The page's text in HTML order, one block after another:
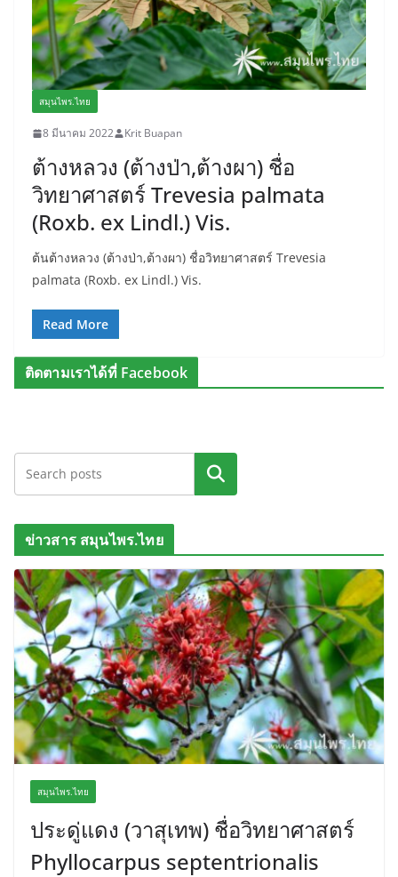
สมุนไพร.ไทย
8 มีนาคม 2022 Krit Buapan
ต้างหลวง (ต้างป่า,ต้างผา) ชื่อ
วิทยาศาสตร์ Trevesia palmata
(Roxb. ex Lindl.) Vis.
ต้นต้างหลวง (ต้างป่า,ต้างผา) ชื่อวิทยาศาสตร์ Trevesia
palmata (Roxb. ex Lindl.) Vis.
Read More
ติดตามเราได้ที่ Facebook
ค้นหา
ข่าวสาร สมุนไพร.ไทย
สมุนไพร.ไทย
ประดู่แดง (วาสุเทพ) ชื่อวิทยาศาสตร์
Phyllocarpus septentrionalis